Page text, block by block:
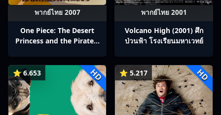
พากย์ไทย 2007
One Piece: The Desert
Princess and the Pirates:
เจ้าหญิงแห่งทะเลทรายและ
โจรสลัด
พากย์ไทย 2001
Volcano High (2001) ศึก
ป่วนฟ้า โรงเรียนมหาเวทย์
⭐ 6.653 HD ⭐ 5.217 HD